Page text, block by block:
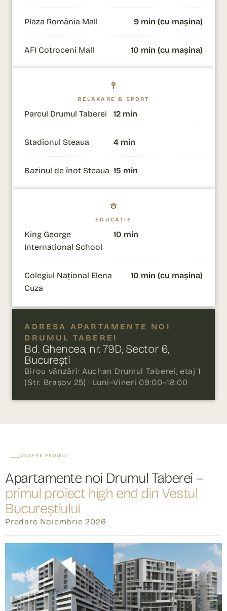
Plaza România Mall 9 min (cu mașina)
AFI Cotroceni Mall 10 min (cu mașina)
RELAXARE & SPORT
Parcul Drumul Taberei 12 min
Stadionul Steaua 4 min
Bazinul de înot Steaua 15 min
EDUCAȚIE
King George
International School
10 min
Colegiul Național Elena
Cuza
10 min (cu mașina)
ADRESA APARTAMENTE NOI
DRUMUL TABEREI
Bd. Ghencea, nr. 79D, Sector 6,
București
Birou vânzări: Auchan Drumul Taberei, etaj 1
(Str. Brașov 25) · Luni–Vineri 09:00–18:00
DESPRE PROIECT
Apartamente noi Drumul Taberei –
primul proiect high end din Vestul
Bucureștiului
Predare Noiembrie 2026